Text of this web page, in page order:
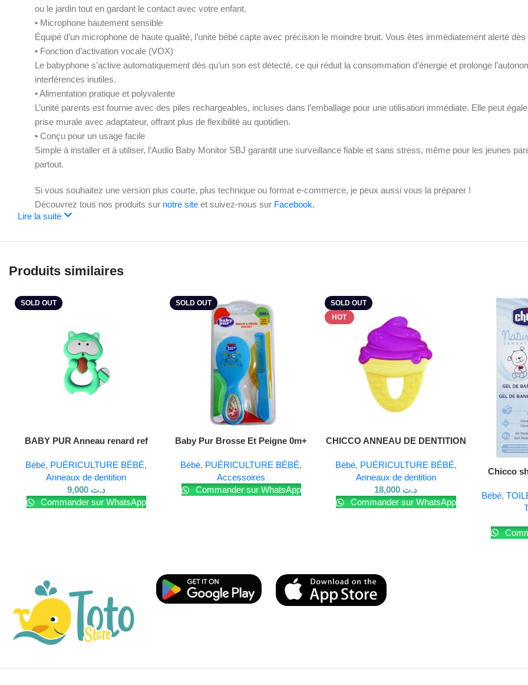
ou le jardin tout en gardant le contact avec votre enfant.
• Microphone hautement sensible
Équipé d’un microphone de haute qualité, l’unité bébé capte avec précision le moindre bruit. Vous êtes immédiatement alerté
• Fonction d’activation vocale (VOX)
Le babyphone s’active automatiquement dès qu’un son est détecté, ce qui réduit la consommation d’énergie et prolonge
interférences inutiles.
• Alimentation pratique et polyvalente
L’unité parents est fournie avec des piles rechargeables, incluses dans l’emballage pour une utilisation immédiate. Elle peut
prise murale avec adaptateur, offrant plus de flexibilité au quotidien.
• Conçu pour un usage facile
Simple à installer et à utiliser, l’Audio Baby Monitor SBJ garantit une surveillance fiable et sans stress, même pour les jeunes
partout.
Si vous souhaitez une version plus courte, plus technique ou format e-commerce, je peux aussi vous la préparer !
Découvrez tous nos produits sur notre site et suivez-nous sur Facebook.
Lire la suite
Produits similaires
SOLD OUT
Lire La Suite
BABY PUR Anneau renard ref
Bébé, PUÉRICULTURE BÉBÉ,
Anneaux de dentition
د.ت 9,000
Commander sur WhatsApp
SOLD OUT
Lire La Suite
Baby Pur Brosse Et Peigne 0m+
Bébé, PUÉRICULTURE BÉBÉ,
Accessoires
Commander sur WhatsApp
SOLD OUT
HOT
Lire La Suite
CHICCO ANNEAU DE DENTITION
Bébé, PUÉRICULTURE BÉBÉ,
Anneaux de dentition
د.ت
Commander sur WhatsApp
Chicco
Bébé,